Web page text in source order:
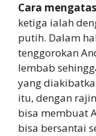
Cara
ketiga ialah
putih. Dalam
tenggorokan
lembab
yang
itu, dengan
bisa membuat
bisa bersantai